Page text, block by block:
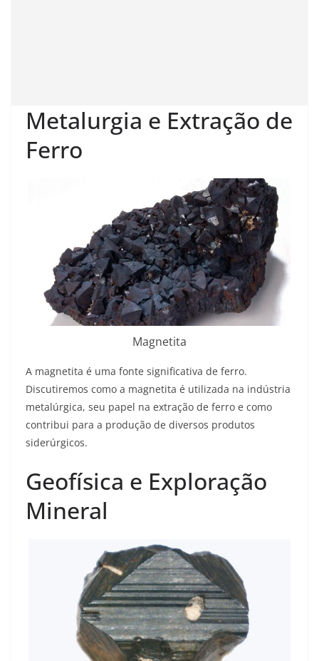
Metalurgia e Extração de
Ferro
Magnetita
A magnetita é uma fonte significativa de ferro.
Discutiremos como a magnetita é utilizada na indústria
metalúrgica, seu papel na extração de ferro e como
contribui para a produção de diversos produtos
siderúrgicos.
Geofísica e Exploração
Mineral